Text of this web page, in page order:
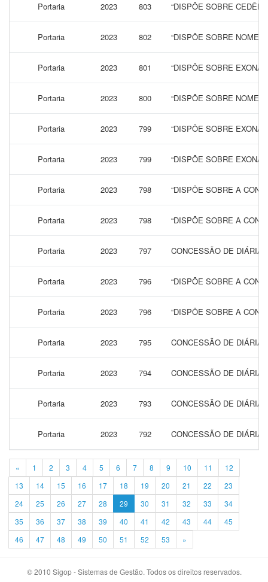
Portaria 2023 803 “DISPÕE SOBRE
Portaria 2023 802 “DISPÕE SOBRE
Portaria 2023 801 “DISPÕE SOBRE
Portaria 2023 800 “DISPÕE SOBRE
Portaria 2023 799 “DISPÕE SOBRE
Portaria 2023 799 “DISPÕE SOBRE
Portaria 2023 798 “DISPÕE SOBRE A
Portaria 2023 798 “DISPÕE SOBRE A
Portaria 2023 797 CONCESSÃO DE
Portaria 2023 796 “DISPÕE SOBRE A
Portaria 2023 796 “DISPÕE SOBRE A
Portaria 2023 795 CONCESSÃO DE
Portaria 2023 794 CONCESSÃO DE
Portaria 2023 793 CONCESSÃO DE
Portaria 2023 792 CONCESSÃO DE
« 1 2 3 4 5 6 7 8 9 10 11
12
13
14 15 16 17 18 19 20 21 22
23
24
25 26 27 28 29 30 31 32 33
34
35
36 37 38 39 40 41 42 43 44
45
46
47 48 49 50 51 52 53 »
© 2010 Sigop - Sistemas de Gestão. Todos os direitos reservados.